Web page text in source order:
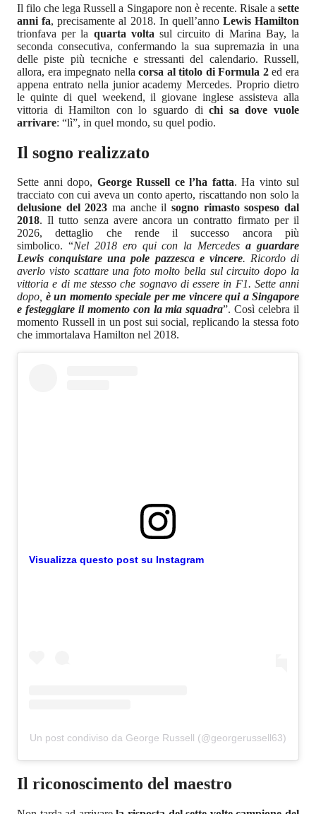
Il filo che lega Russell a Singapore non è recente. Risale a sette
anni fa, precisamente al 2018. In quell’anno Lewis Hamilton
trionfava per la quarta volta sul circuito di Marina Bay, la
seconda consecutiva, confermando la sua supremazia in una
delle piste più tecniche e stressanti del calendario. Russell,
allora, era impegnato nella corsa al titolo di Formula 2ed era
appena entrato nella junior academy Mercedes. Proprio dietro
le quinte di quel weekend, il giovane inglese assisteva alla
vittoria di Hamilton con lo sguardo dichi sa dove vuole
arrivare: “lì”, in quel mondo, su quel podio.
Il sogno realizzato
Sette anni dopo, George Russell ce l’ha fatta. Ha vinto sul
tracciato con cui aveva un conto aperto, riscattando non solo la
delusione del 2023 ma anche ilsogno rimasto sospeso dal
2018. Il tutto senza avere ancora un contratto firmato per il
2026, dettaglio che rende il successo ancora più
simbolico. “Nel 2018 ero qui con la Mercedesa guardare
Lewis conquistare una pole pazzesca e vincere. Ricordo di
averlo visto scattare una foto molto bella sul circuito dopo la
vittoria e di me stesso che sognavo di essere in F1. Sette anni
dopo, è un momento speciale per me vincere qui a Singapore
e festeggiare il momento con la mia squadra”. Così celebra il
momento Russell in un post sui social, replicando la stessa foto
che immortalava Hamilton nel 2018.
Visualizza questo post su Instagram
Un post condiviso da George Russell (@georgerussell63)
Il riconoscimento del maestro